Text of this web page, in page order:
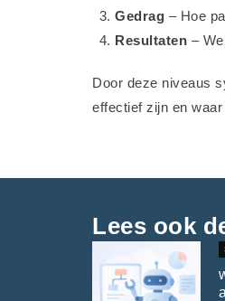
Gedrag – Hoe
Resultaten –
Door deze niveaus
effectief zijn en
Lees ook